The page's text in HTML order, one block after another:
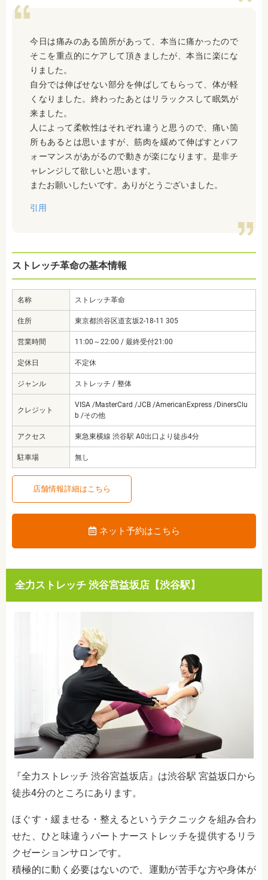
今日は痛みのある箇所があって、本当に痛かったので
そこを重点的にケアして頂きましたが、本当に楽にな
りました。
自分では伸ばせない部分を伸ばしてもらって、体が軽
くなりました。終わったあとはリラックスして眠気が
来ました。
人によって柔軟性はそれぞれ違うと思うので、痛い箇
所もあるとは思いますが、筋肉を緩めて伸ばすとパフ
ォーマンスがあがるので動きが楽になります。是非チ
ャレンジして欲しいと思います。
またお願いしたいです。ありがとうございました。
引用
ストレッチ革命の基本情報
名称 ストレッチ革命
住所 東京都渋谷区道玄坂2-18-11 305
営業時間 11:00～22:00 / 最終受付21:00
定休日 不定休
ジャンル ストレッチ / 整体
クレジット
VISA /MasterCard /JCB /AmericanExpress /DinersClu
b /その他
アクセス 東急東横線 渋谷駅 A0出口より徒歩4分
駐車場 無し
店舗情報詳細はこちら
ネット予約はこちら
全力ストレッチ 渋谷宮益坂店【渋谷駅】
『全力ストレッチ 渋谷宮益坂店』は渋谷駅 宮益坂口から
徒歩4分のところにあります。
ほぐす・緩ませる・整えるというテクニックを組み合わ
せた、ひと味違うパートナーストレッチを提供するリラ
クゼーションサロンです。
積極的に動く必要はないので、運動が苦手な方や身体が